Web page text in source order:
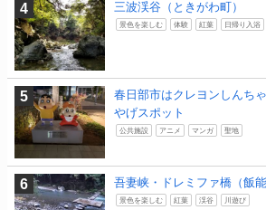
三波渓谷（ときがわ町）
景色を楽しむ 体験 紅葉 日帰り入浴
春日部市はクレヨンしんち
やげスポット
公共施設 アニメ マンガ 聖地
吾妻峡・ドレミファ橋（飯能
景色を楽しむ 紅葉 渓谷 川遊び